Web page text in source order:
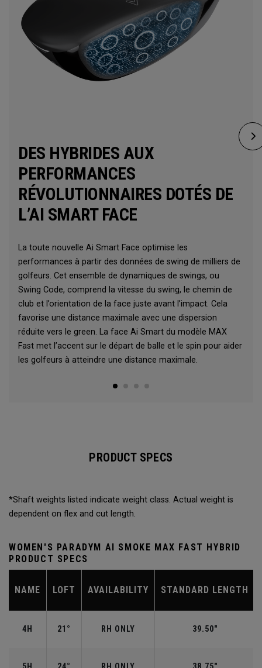
DES HYBRIDES AUX
PERFORMANCES
RÉVOLUTIONNAIRES DOTÉS DE
L’AI SMART FACE
La toute nouvelle Ai Smart Face optimise les
performances à partir des données de swing de milliers de
golfeurs. Cet ensemble de dynamiques de swings, ou
Swing Code, comprend la vitesse du swing, le chemin de
club et l’orientation de la face juste avant l’impact. Cela
favorise une distance maximale avec une dispersion
réduite vers le green. La face Ai Smart du modèle MAX
Fast met l’accent sur le départ de balle et le spin pour aider
les golfeurs à atteindre une distance maximale.
PRODUCT SPECS
*Shaft weights listed indicate weight class. Actual weight is
dependent on flex and cut length.
WOMEN'S PARADYM AI SMOKE MAX FAST HYBRID
PRODUCT SPECS
NAME LOFT AVAILABILITY STANDARD LENGTH
4H 21° RH ONLY 39.50"